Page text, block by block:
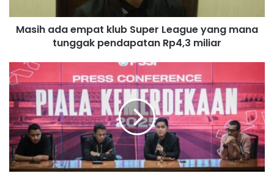
d
s
s
Masih ada empat klub Super League yang mana
tunggak pendapatan Rp4,3 miliar